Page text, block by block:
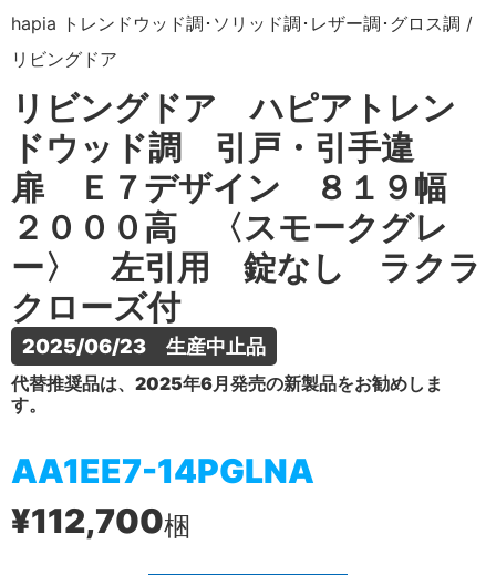
hapia トレンドウッド調･ソリッド調･レザー調･グロス調 /
リビングドア
リビングドア ハピアトレン
ドウッド調 引戸・引手違
扉 Ｅ７デザイン ８１９幅
２０００高 〈スモークグレ
ー〉 左引用 錠なし ラクラ
クローズ付
2025/06/23　生産中止品
代替推奨品は、2025年6月発売の新製品をお勧めしま
す。
AA1EE7-14PGLNA
¥112,700梱